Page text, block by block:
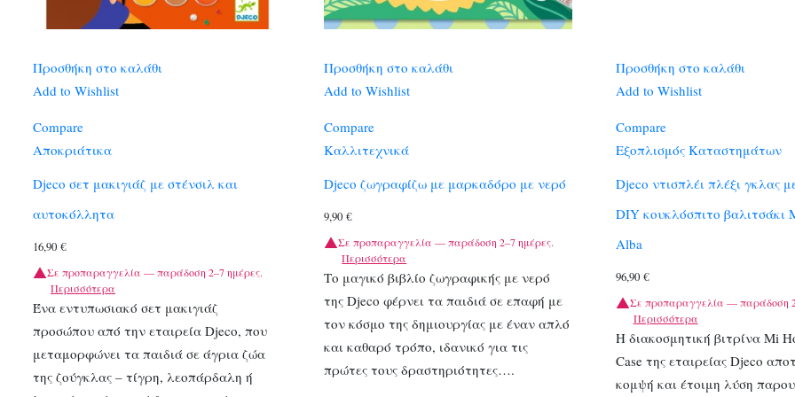
Προσθήκη στο καλάθι
Add to Wishlist
Compare
Αποκριάτικα
Djeco σετ μακιγιάζ με στένσιλ και
αυτοκόλλητα
16,90 €
Σε προπαραγγελία — παράδοση 2–7 ημέρες.
Περισσότερα
Ένα εντυπωσιακό σετ μακιγιάζ
προσώπου από την εταιρεία Djeco, που
μεταμορφώνει τα παιδιά σε άγρια ζώα
της ζούγκλας – τίγρη, λεοπάρδαλη ή
Προσθήκη στο καλάθι
Add to Wishlist
Compare
Καλλιτεχνικά
Djeco ζωγραφίζω με μαρκαδόρο με νερό
9,90€
Σε προπαραγγελία — παράδοση 2–7 ημέρες.
Περισσότερα
Το μαγικό βιβλίο ζωγραφικής με νερό
της Djeco φέρνει τα παιδιά σε επαφή με
τον κόσμο της δημιουργίας με έναν απλό
και καθαρό τρόπο, ιδανικό για τις
πρώτες τους δραστηριότητες….
Προσθήκη στο καλάθι
Add to Wishlist
Compare
Εξοπλισμός Καταστημάτων
Djeco ντισπλέι πλέξι γκλας
DIY κουκλόσπιτο βαλιτσάκι
Alba
96,90 €
Σε προπαραγγελία — παράδοση
Περισσότερα
Η διακοσμητική βιτρίνα Mi
Case της εταιρείας Djeco
κομψή και έτοιμη λύση